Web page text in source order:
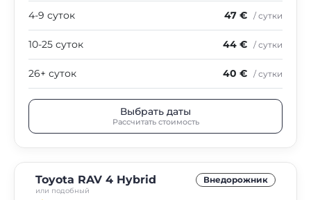
4-9 суток 47 € / сутки
10-25 суток 44 € / сутки
26+ суток 40 € / сутки
Выбрать даты
Рассчитать стоимость
Toyota RAV 4 Hybrid
или подобный
Внедорожник